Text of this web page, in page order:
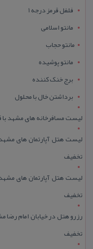
فلفل قرمز درجه 1
مانتو اسلامی
مانتو حجاب
مانتو پوشیده
برج خنک کننده
برداشتن خال با محلول
لیست مسافرخانه های مشهد با قیمت
تخفیف
تخفیف
تخفیف